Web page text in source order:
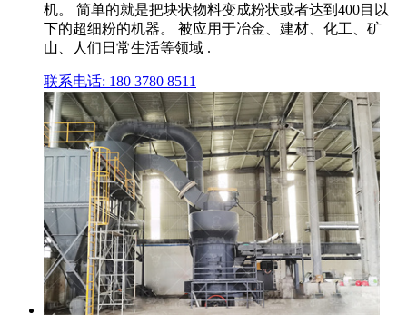
机。 简单的就是把块状物料变成粉状或者达到400目以
下的超细粉的机器。 被应用于冶金、建材、化工、矿
山、人们日常生活等领域 .
联系电话: 180 3780 8511